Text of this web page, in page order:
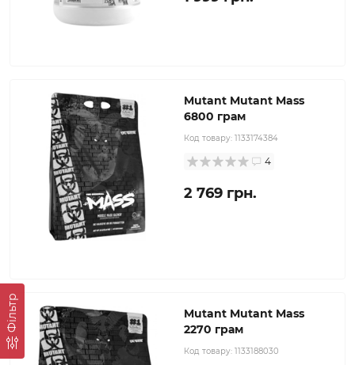
Фільтр
Mutant Mutant Mass
6800 грам
Код товару: 1133174384
4
2 769 грн.
Mutant Mutant Mass
2270 грам
Код товару: 1133188030